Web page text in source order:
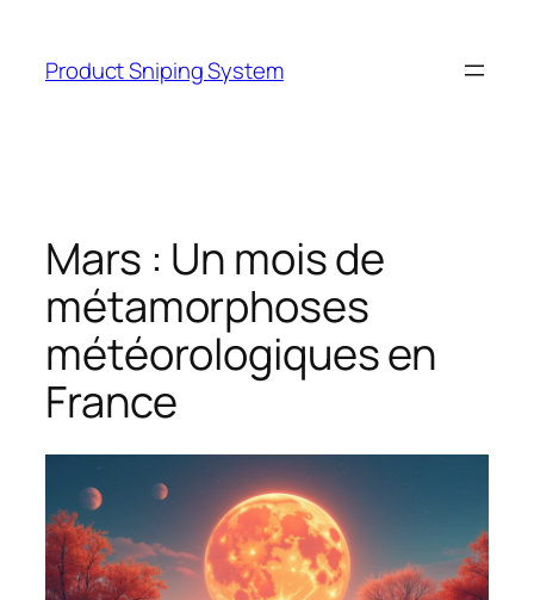
content
Product Sniping System
Mars : Un mois de
métamorphoses
météorologiques en
France